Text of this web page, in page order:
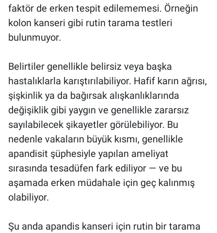
faktör de erken tespit edilememesi. Örneğin
kolon kanseri gibi rutin tarama testleri
bulunmuyor.
Belirtiler genellikle belirsiz veya başka
hastalıklarla karıştırılabiliyor. Hafif karın ağrısı,
şişkinlik ya da bağırsak alışkanlıklarında
değişiklik gibi yaygın ve genellikle zararsız
sayılabilecek şikayetler görülebiliyor. Bu
nedenle vakaların büyük kısmı, genellikle
apandisit şüphesiyle yapılan ameliyat
sırasında tesadüfen fark ediliyor — ve bu
aşamada erken müdahale için geç kalınmış
olabiliyor.
Şu anda apandis kanseri için rutin bir tarama